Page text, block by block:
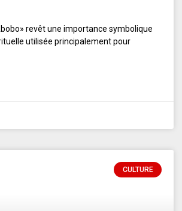
revêt une importance symbolique
utilisée principalement pour
CULTURE